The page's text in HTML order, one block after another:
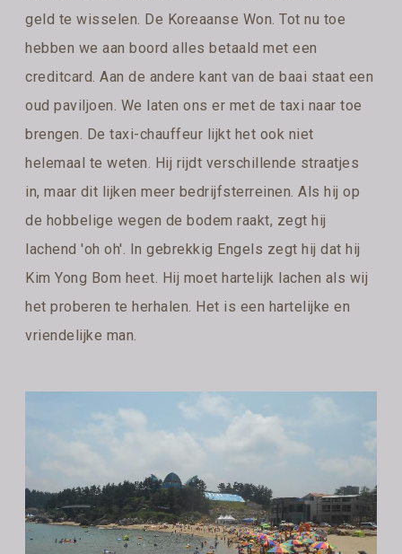
geld te wisselen. De Koreaanse Won. Tot nu toe
hebben we aan boord alles betaald met een
creditcard. Aan de andere kant van de baai staat een
oud paviljoen. We laten ons er met de taxi naar toe
brengen. De taxi-chauffeur lijkt het ook niet
helemaal te weten. Hij rijdt verschillende straatjes
in, maar dit lijken meer bedrijfsterreinen. Als hij op
de hobbelige wegen de bodem raakt, zegt hij
lachend 'oh oh'. In gebrekkig Engels zegt hij dat hij
Kim Yong Bom heet. Hij moet hartelijk lachen als wij
het proberen te herhalen. Het is een hartelijke en
vriendelijke man.